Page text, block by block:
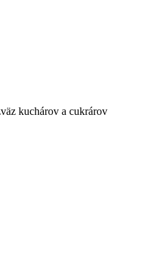
kuchárov a cukrárov